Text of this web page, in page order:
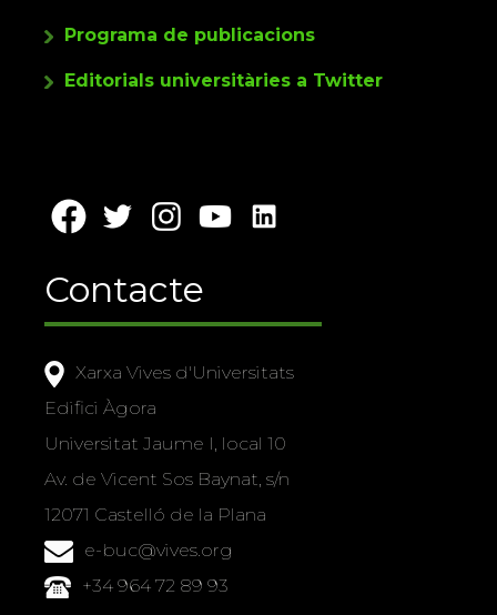
Programa de publicacions
Editorials universitàries a Twitter
Contacte
Xarxa Vives d'Universitats
Edifici Àgora
Universitat Jaume I, local 10
Av. de Vicent Sos Baynat, s/n
12071 Castelló de la Plana
e-buc@vives.org
+34 964 72 89 93